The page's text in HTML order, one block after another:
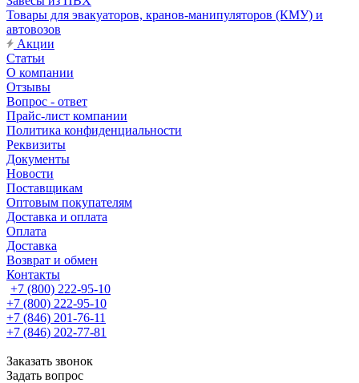
Товары для эвакуаторов, кранов-манипуляторов (КМУ) и
автовозов
Акции
Статьи
О компании
Отзывы
Вопрос - ответ
Прайс-лист компании
Политика конфиденциальности
Реквизиты
Документы
Новости
Поставщикам
Оптовым покупателям
Доставка и оплата
Оплата
Доставка
Возврат и обмен
Контакты
+7 (800) 222-95-10
+7 (800) 222-95-10
+7 (846) 201-76-11
+7 (846) 202-77-81
Заказать звонок
Задать вопрос